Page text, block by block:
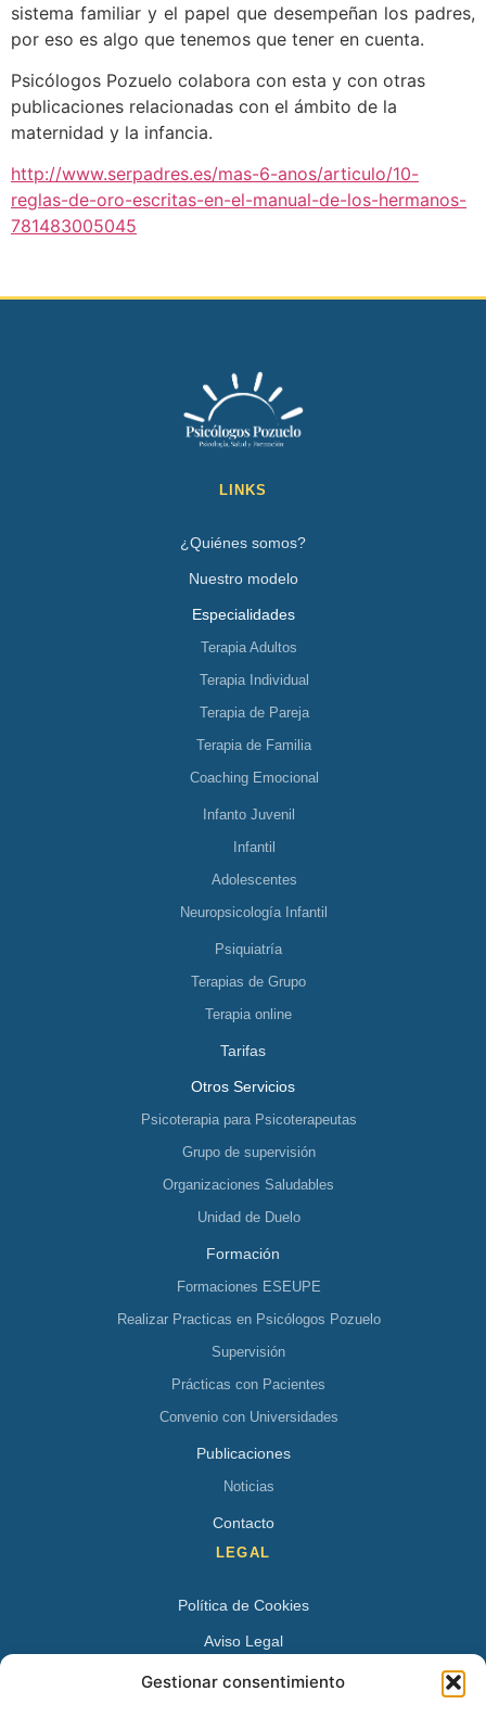
Gestionar consentimiento
sistema familiar y el papel que desempeñan los padres,
por eso es algo que tenemos que tener en cuenta.
Psicólogos Pozuelo colabora con esta y con otras
publicaciones relacionadas con el ámbito de la
maternidad y la infancia.
http://www.serpadres.es/mas-6-anos/articulo/10-
reglas-de-oro-escritas-en-el-manual-de-los-hermanos-
781483005045
LINKS
¿Quiénes somos?
Nuestro modelo
Especialidades
Terapia Adultos
Terapia Individual
Terapia de Pareja
Terapia de Familia
Coaching Emocional
Infanto Juvenil
Infantil
Adolescentes
Neuropsicología Infantil
Psiquiatría
Terapias de Grupo
Terapia online
Tarifas
Otros Servicios
Psicoterapia para Psicoterapeutas
Grupo de supervisión
Organizaciones Saludables
Unidad de Duelo
Formación
Formaciones ESEUPE
Realizar Practicas en Psicólogos Pozuelo
Supervisión
Prácticas con Pacientes
Convenio con Universidades
Publicaciones
Noticias
Contacto
LEGAL
Política de Cookies
Aviso Legal
Política de Privacidad